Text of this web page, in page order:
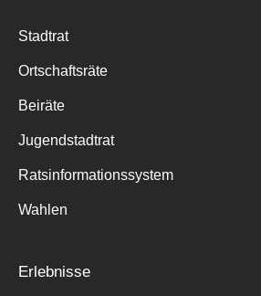
Stadtrat
Ortschaftsräte
Beiräte
Jugendstadtrat
Ratsinformationssystem
Wahlen
Erlebnisse